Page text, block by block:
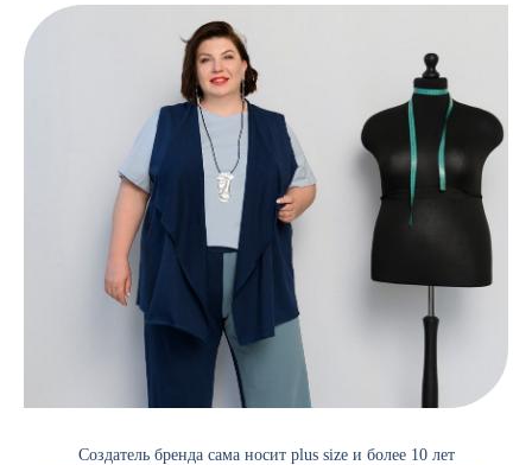
Создатель бренда сама носит plus size и более 10 лет